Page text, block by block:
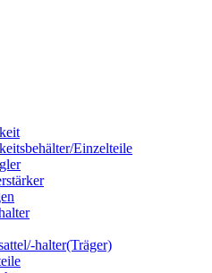
Einzelteile
halter(Träger)